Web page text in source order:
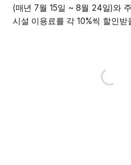
(매년 7월 15일 ~ 8월 24일)와
시설 이용료를 각 10%씩 할인받